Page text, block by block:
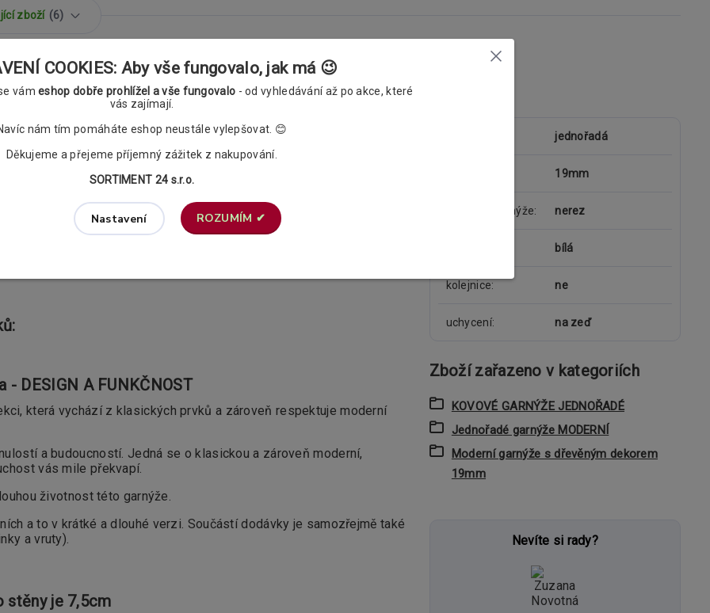
zboží 6
CRYSTAL nerezové, bílé
DESIGN A FUNKČNOST
která vychází z klasických prvků a zároveň respektuje moderní
a budoucností. Jedná se o klasickou a zároveň moderní,
vás mile překvapí.
životnost této garnýže.
a to v krátké a dlouhé verzi. Součástí dodávky je samozřejmě také
a vruty).
stěny je 7,5cm
jednořadá
19mm
materiál garnýže nerez
bílá
kolejnice ne
uchycení na zeď
Zboží zařazeno v kategoriích
KOVOVÉ GARNÝŽE JEDNOŘADÉ
Jednořadé garnýže MODERNÍ
Moderní garnýže s dřevěným dekorem
19mm
Nevíte si rady?
COOKIES: Aby vše fungovalo, jak má 😉
vámeshop dobře prohlížel a vše fungovalo - od vyhledávání až po akce, které
vás zajímají.
nám tím pomáháte eshop neustále vylepšovat. 😊
Děkujeme a přejeme příjemný zážitek z nakupování.
SORTIMENT 24 s.r.o.
Nastavení ROZUMÍM ✔